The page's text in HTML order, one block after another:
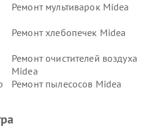
Ремонт мультиварок Midea
Ремонт хлебопечек Midea
Ремонт очистителей воздуха
Midea
Ремонт пылесосов Midea